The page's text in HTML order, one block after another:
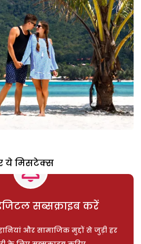
ये मिसटेक्स
सब्सक्राइब करें
और सामाजिक मुद्दों से जुड़ी हर